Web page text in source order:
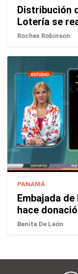
Distribución
Lotería se
Rochex Robinson
PANAMÁ
Embajada
hace
Benita De León